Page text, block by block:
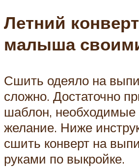
Летний
малыша
Сшить одеяло на
сложно. Достаточно
шаблон,
желание. Ниже
сшить конверт на
руками по выкройке.